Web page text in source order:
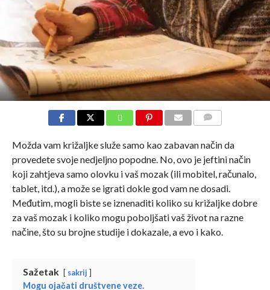
Možda vam križaljke služe samo kao zabavan način da
provedete svoje nedjeljno popodne. No, ovo je jeftini način
koji zahtjeva samo olovku i vaš mozak (ili mobitel, računalo,
tablet, itd.), a može se igrati dokle god vam ne dosadi.
Međutim, mogli biste se iznenaditi koliko su križaljke dobre
za vaš mozak i koliko mogu poboljšati vaš život na razne
načine, što su brojne studije i dokazale, a evo i kako.
Sažetak sakrij
Mogu ojačati društvene veze.